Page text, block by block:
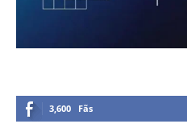
3,600 Fãs